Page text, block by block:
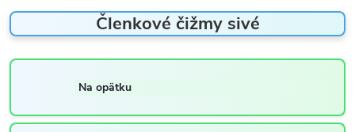
Členkové čižmy sivé
Na opätku